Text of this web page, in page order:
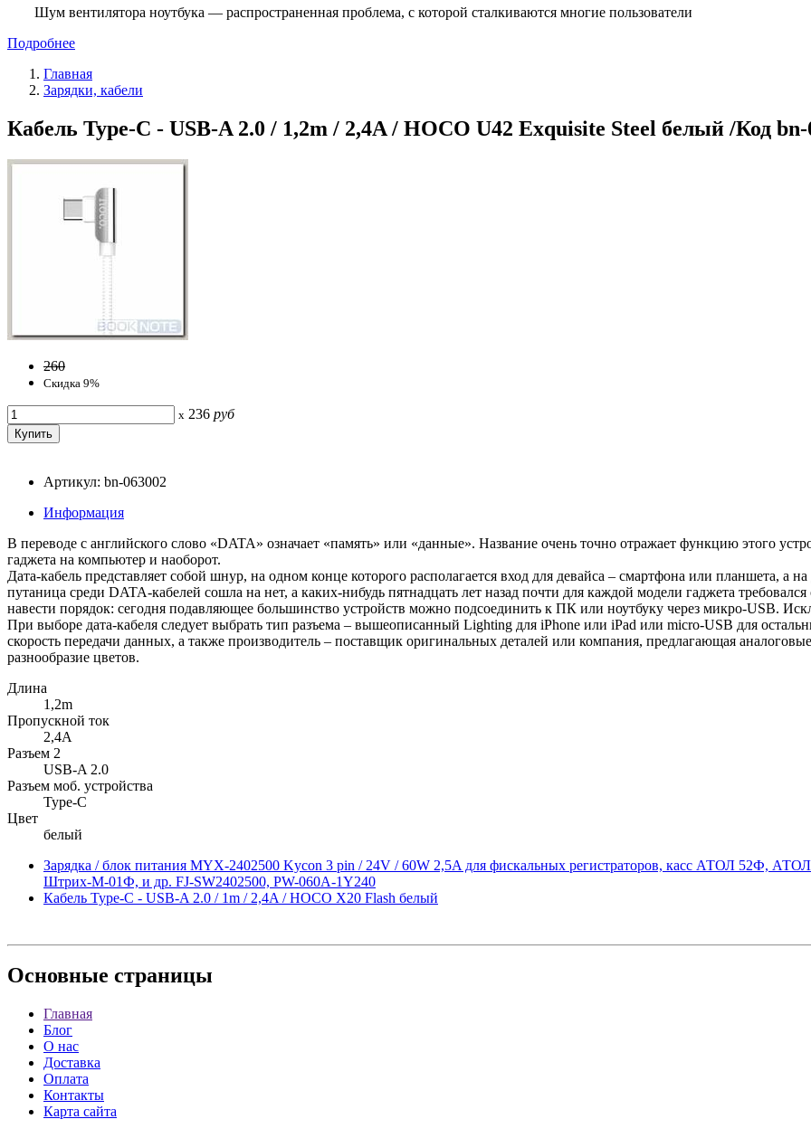
Шум вентилятора ноутбука — распространенная проблема, с которой сталкиваются многие пользователи
Подробнее
Главная
Зарядки, кабели
Кабель Type-C - USB-A 2.0 / 1,2m / 2,4A / HOCO U42 Exquisite Steel белый /Код bn-
260
Скидка 9%
x 236 руб
Артикул: bn-063002
Информация
В переводе с английского слово «DATA» означает «память» или «данные». Название очень точно отражает функцию этого
гаджета на компьютер и наоборот.
Дата-кабель представляет собой шнур, на одном конце которого располагается вход для девайса – смартфона или планшета,
путаница среди DATA-кабелей сошла на нет, а каких-нибудь пятнадцать лет назад почти для каждой модели гаджета
навести порядок: сегодня подавляющее большинство устройств можно подсоединить к ПК или ноутбуку через микро-USB.
При выборе дата-кабеля следует выбрать тип разъема – вышеописанный Lighting для iPhone или iPad или micro-USB для
скорость передачи данных, а также производитель – поставщик оригинальных деталей или компания, предлагающая
разнообразие цветов.
Длина
1,2m
Пропускной ток
2,4A
Разъем 2
USB-A 2.0
Разъем моб. устройства
Type-C
Цвет
белый
Зарядка / блок питания MYX-2402500 Kycon 3 pin / 24V / 60W 2,5A для фискальных регистраторов, касс АТОЛ
Штрих-М-01Ф, и др. FJ-SW2402500, PW-060A-1Y240
Кабель Type-C - USB-A 2.0 / 1m / 2,4A / HOCO X20 Flash белый
Основные страницы
Главная
Блог
О нас
Доставка
Оплата
Контакты
Карта сайта